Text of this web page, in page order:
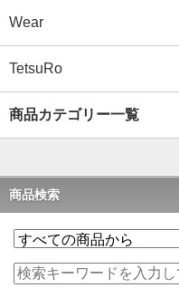
Wear
TetsuRo
商品カテゴリー一覧
商品検索